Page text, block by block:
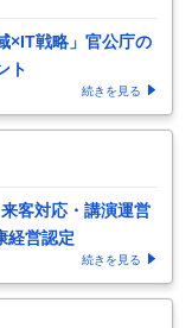
×IT戦略」官公庁の
ト
続きを見る
客対応・講演運営
経営認定
続きを見る